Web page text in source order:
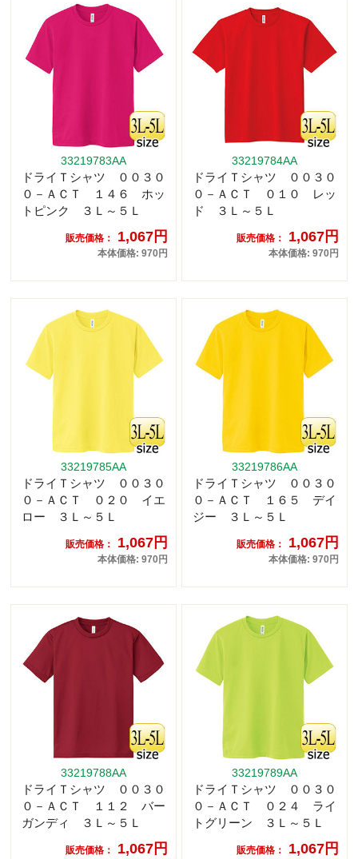
33219783AA
ドライＴシャツ ００３０
０－ＡＣＴ １４６ ホッ
トピンク ３Ｌ～５Ｌ
販売価格： 1,067円
本体価格: 970円
33219784AA
ドライＴシャツ ００３０
０－ＡＣＴ ０１０ レッ
ド ３Ｌ～５Ｌ
販売価格： 1,067円
本体価格: 970円
33219785AA
ドライＴシャツ ００３０
０－ＡＣＴ ０２０ イエ
ロー ３Ｌ～５Ｌ
販売価格： 1,067円
本体価格: 970円
33219786AA
ドライＴシャツ ００３０
０－ＡＣＴ １６５ デイ
ジー ３Ｌ～５Ｌ
販売価格： 1,067円
本体価格: 970円
33219788AA
ドライＴシャツ ００３０
０－ＡＣＴ １１２ バー
ガンディ ３Ｌ～５Ｌ
販売価格： 1,067円
33219789AA
ドライＴシャツ ００３０
０－ＡＣＴ ０２４ ライ
トグリーン ３Ｌ～５Ｌ
販売価格： 1,067円